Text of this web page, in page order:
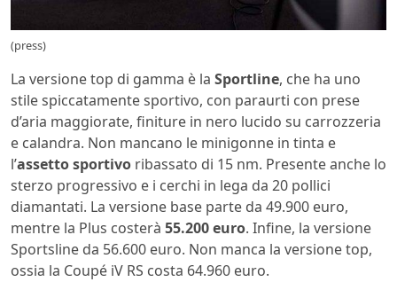
(press)
La versione top di gamma è la Sportline, che ha uno
stile spiccatamente sportivo, con paraurti con prese
d’aria maggiorate, finiture in nero lucido su carrozzeria
e calandra. Non mancano le minigonne in tinta e
l’assetto sportivo ribassato di 15 nm. Presente anche lo
sterzo progressivo e i cerchi in lega da 20 pollici
diamantati. La versione base parte da 49.900 euro,
mentre la Plus costerà 55.200 euro. Infine, la versione
Sportsline da 56.600 euro. Non manca la versione top,
ossia la Coupé iV RS costa 64.960 euro.